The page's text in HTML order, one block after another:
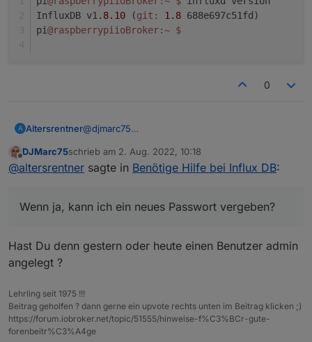
InfluxDB v1. 8.10 (git: 1.8 688e697c51fd)
pi@raspberrypiioBroker:~ $
0
A Altersrentner@djmarc75
und Passwort eingestellt werden.
Dort stehen jetzt noch durch das eingespielte
Da es keine Sicherung von Grafana gibt, muss
ganz unten:
eingeben.
Das ist doch das Passwort aus der influxDB,
oder?
Offline
DJMarc75schrieb am 2. Aug. 2022, 10:18
zuletzt editiert von
@altersrentner sagte in Benötige Hilfe bei Influx DB:
Wenn ja, kann ich ein neues Passwort vergeben?
Hast Du denn gestern oder heute einen Benutzer admin
angelegt ?
Lehrling seit 1975 !!!
Beitrag geholfen ? dann gerne ein upvote rechts unten im Beitrag klicken ;)
https://forum.iobroker.net/topic/51555/hinweise-f%C3%BCr-gute-
forenbeitr%C3%A4ge